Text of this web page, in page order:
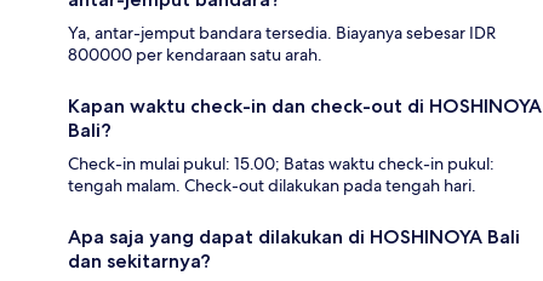
Ya, antar-jemput bandara tersedia. Biayanya sebesar IDR
800000 per kendaraan satu arah.
Kapan waktu check-in dan check-out di HOSHINOYA
Bali?
Check-in mulai pukul: 15.00; Batas waktu check-in pukul:
tengah malam. Check-out dilakukan pada tengah hari.
Apa saja yang dapat dilakukan di HOSHINOYA Bali
dan sekitarnya?